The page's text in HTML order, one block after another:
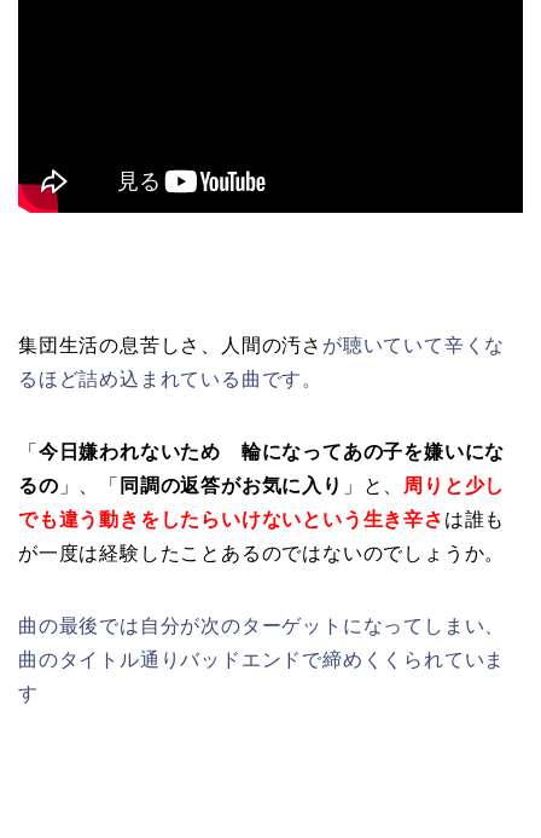
集団生活の息苦しさ、人間の汚さ が聴いていて辛くな
るほど詰め込まれている曲です。
「 今日嫌われないため 輪になってあの子を嫌いにな
るの 」、「 同調の返答がお気に入り 」と、
周りと少し
でも違う動きをしたらいけないという生き辛さ は誰も
が一度は経験したことあるのではないのでしょうか。
曲の最後では自分が次のターゲットになってしまい、
曲のタイトル通りバッドエンドで締めくくられていま
す